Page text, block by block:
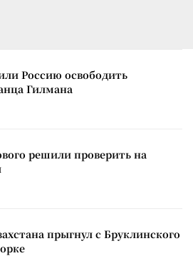
Россию освободить
Гилмана
решили проверить на
прыгнул с Бруклинского